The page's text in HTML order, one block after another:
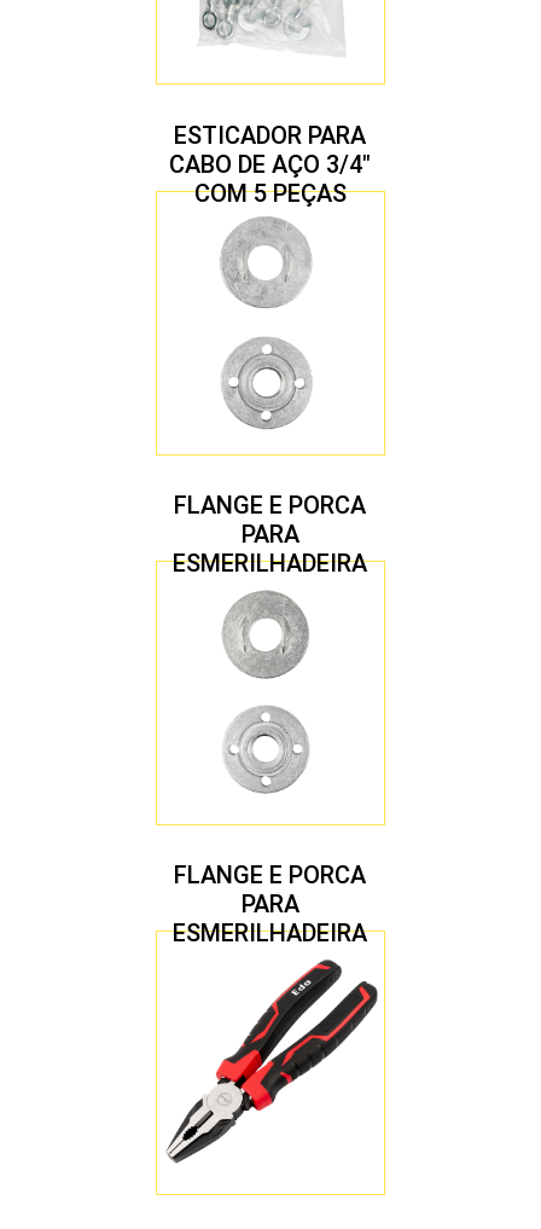
ESTICADOR PARA
CABO DE AÇO 3/4″
COM 5 PEÇAS
FLANGE E PORCA
PARA
ESMERILHADEIRA
4.1/2″ 22,23 MM
FLANGE E PORCA
PARA
ESMERILHADEIRA
4.1/2″ 20,00 MM